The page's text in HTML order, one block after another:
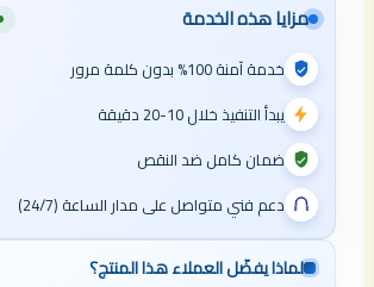
مزايا هذه الخدمة
خدمة آمنة 100% بدون كلمة مرور
يبدأ التنفيذ خلال 10-20 دقيقة
ضمان كامل ضد النقص
دعم فني متواصل على مدار الساعة (24/7)
لماذا يفضّل العملاء هذا المنتج؟